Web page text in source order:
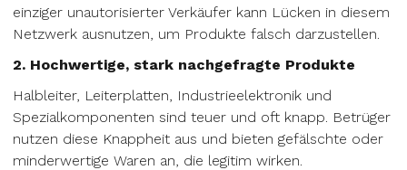
einziger unautorisierter Verkäufer kann Lücken in diesem
Netzwerk ausnutzen, um Produkte falsch darzustellen.
2. Hochwertige, stark nachgefragte Produkte
Halbleiter, Leiterplatten, Industrieelektronik und
Spezialkomponenten sind teuer und oft knapp. Betrüger
nutzen diese Knappheit aus und bieten gefälschte oder
minderwertige Waren an, die legitim wirken.